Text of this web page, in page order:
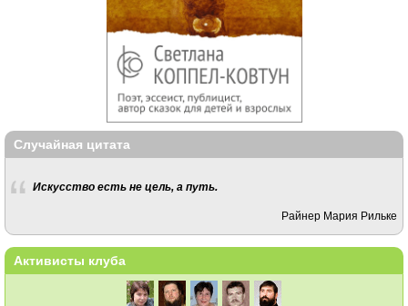
Случайная цитата
Искусство есть не цель, а путь.
Райнер Мария Рильке
Активисты клуба